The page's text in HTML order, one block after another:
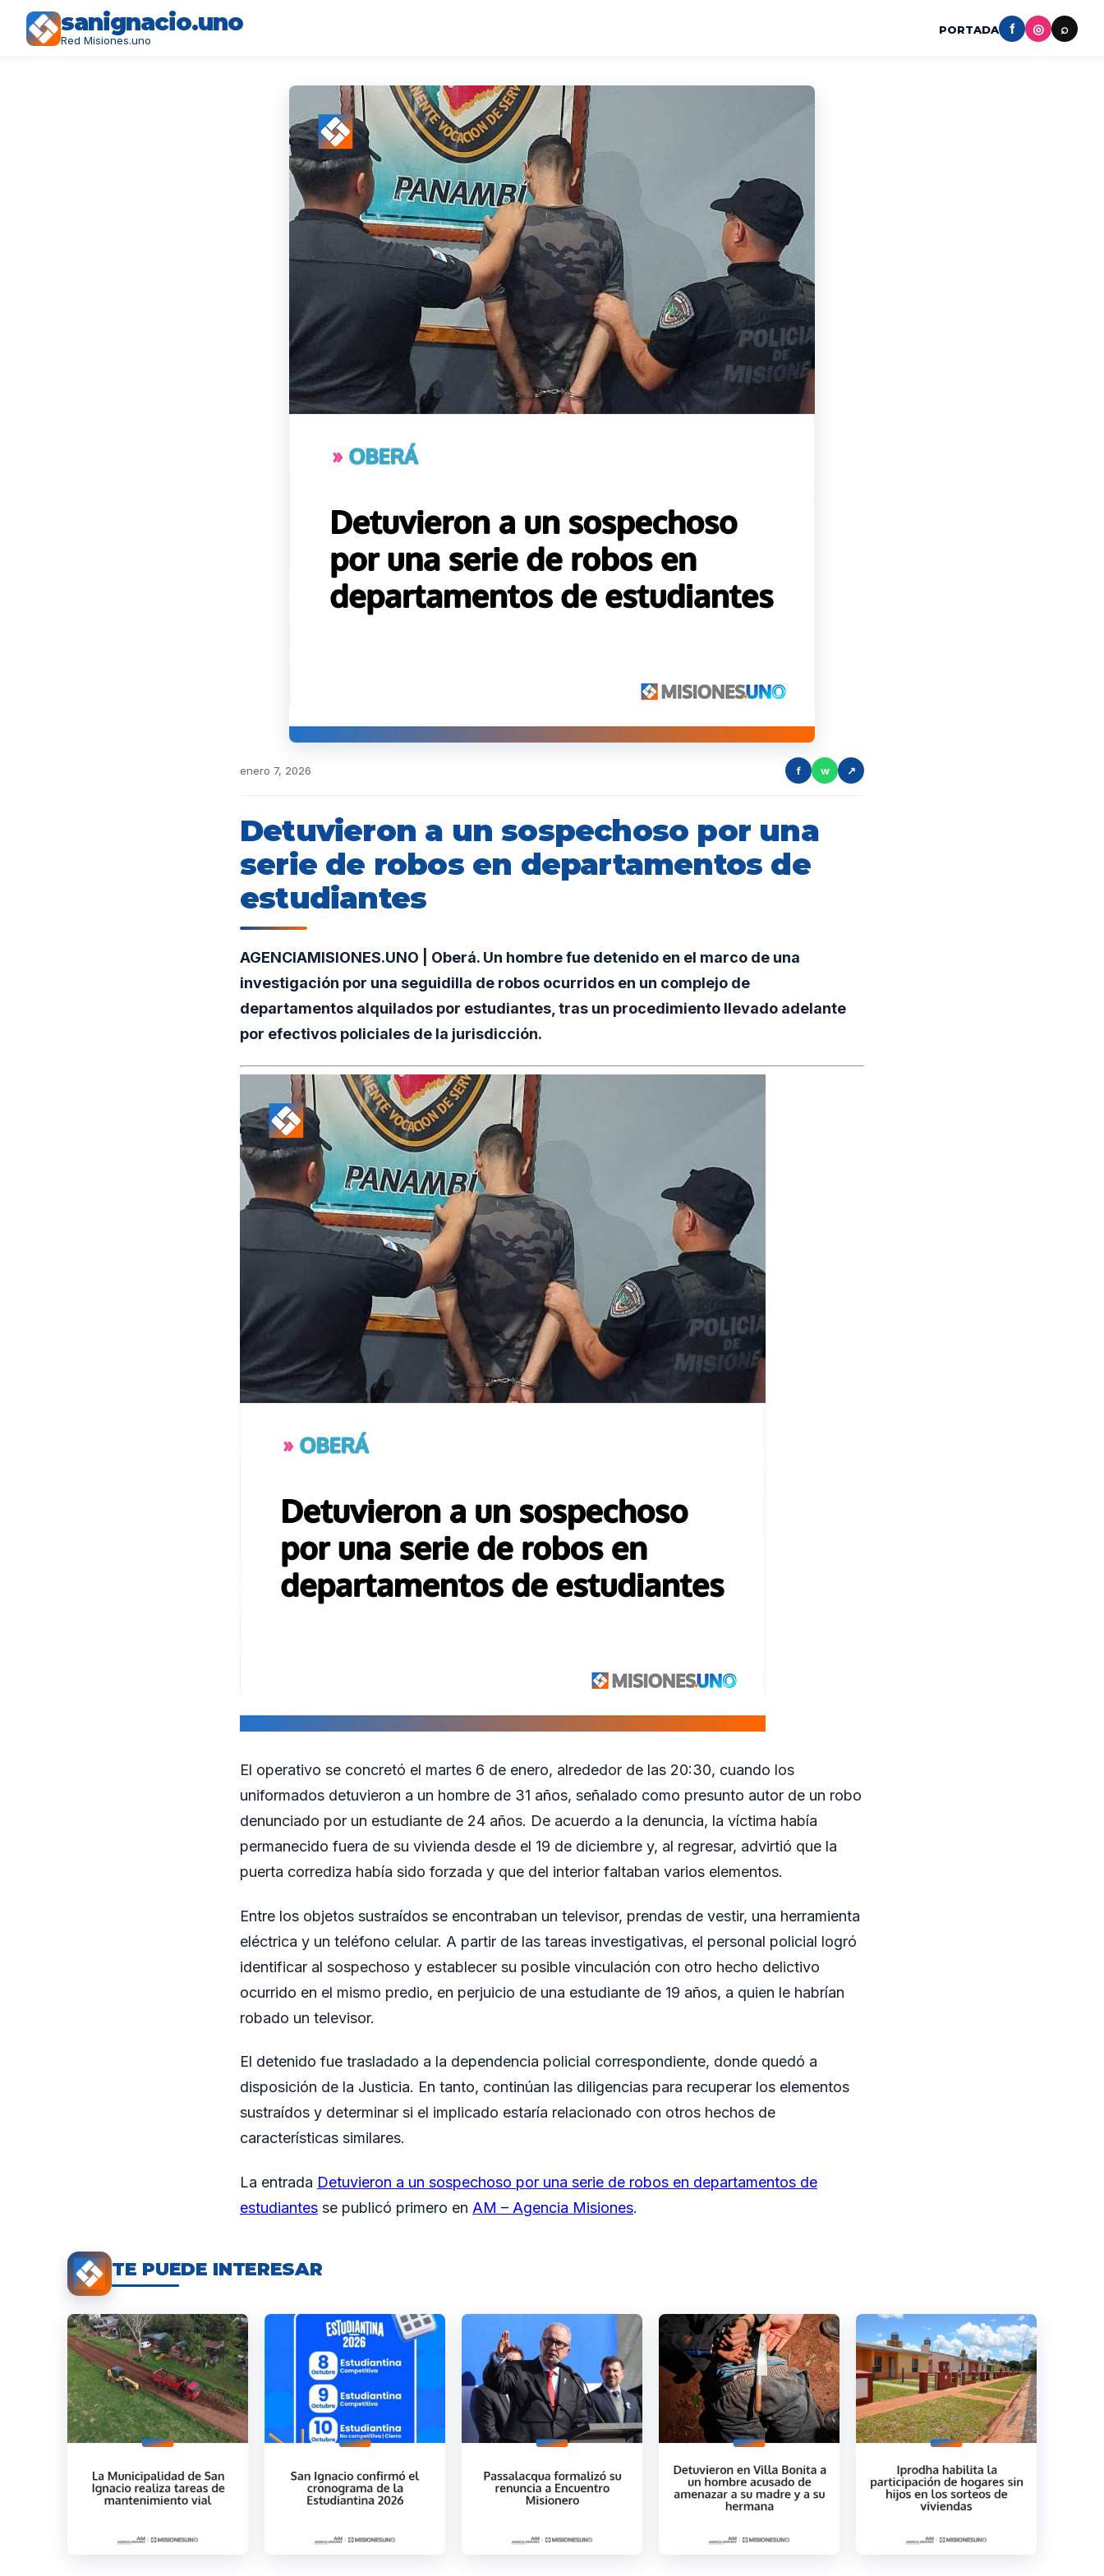
sanignacio.uno
Red Misiones.uno
PORTADA f ◎ ⌕
enero 7, 2026 f w ↗
Detuvieron a un sospechoso por una
serie de robos en departamentos de
estudiantes
AGENCIAMISIONES.UNO | Oberá. Un hombre fue detenido en el marco de una
investigación por una seguidilla de robos ocurridos en un complejo de
departamentos alquilados por estudiantes, tras un procedimiento llevado adelante
por efectivos policiales de la jurisdicción.
El operativo se concretó el martes 6 de enero, alrededor de las 20:30, cuando los
uniformados detuvieron a un hombre de 31 años, señalado como presunto autor de un robo
denunciado por un estudiante de 24 años. De acuerdo a la denuncia, la víctima había
permanecido fuera de su vivienda desde el 19 de diciembre y, al regresar, advirtió que la
puerta corrediza había sido forzada y que del interior faltaban varios elementos.
Entre los objetos sustraídos se encontraban un televisor, prendas de vestir, una herramienta
eléctrica y un teléfono celular. A partir de las tareas investigativas, el personal policial logró
identificar al sospechoso y establecer su posible vinculación con otro hecho delictivo
ocurrido en el mismo predio, en perjuicio de una estudiante de 19 años, a quien le habrían
robado un televisor.
El detenido fue trasladado a la dependencia policial correspondiente, donde quedó a
disposición de la Justicia. En tanto, continúan las diligencias para recuperar los elementos
sustraídos y determinar si el implicado estaría relacionado con otros hechos de
características similares.
La entrada Detuvieron a un sospechoso por una serie de robos en departamentos de
estudiantes se publicó primero en AM – Agencia Misiones.
TE PUEDE INTERESAR